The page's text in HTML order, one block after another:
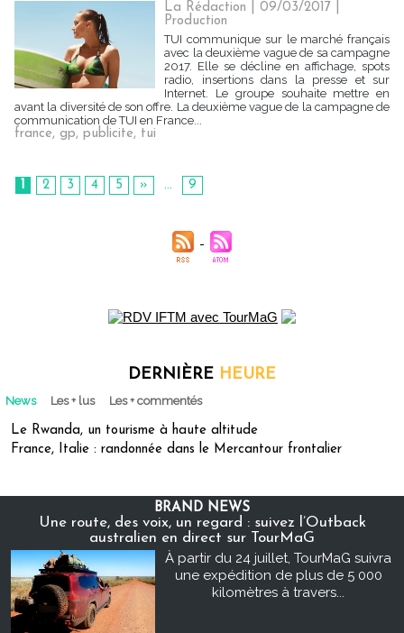
La Rédaction | 09/03/2017
Production
TUI communique sur le marché français
avec la deuxième vague de sa campagne
2017. Elle se décline en affichage, spots
radio, insertions dans la presse et sur
Internet. Le groupe souhaite mettre en
avant la diversité de son offre. La deuxième vague de la campagne de
communication de TUI en France...
france, gp, publicite, tui
1 2 3 4 5 » ... 9
DERNIÈRE HEURE
News Les + lus Les + commentés
Le Rwanda, un tourisme à haute altitude
France, Italie : randonnée dans le Mercantour frontalier
BRAND NEWS
Une route, des voix, un regard : suivez l’Outback
australien en direct sur TourMaG
À partir du 24 juillet, TourMaG suivra
une expédition de plus de 5 000
kilomètres à travers...